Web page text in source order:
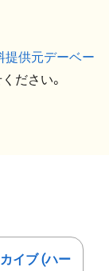
提供元デーベー
ださい。
イブ (ハー